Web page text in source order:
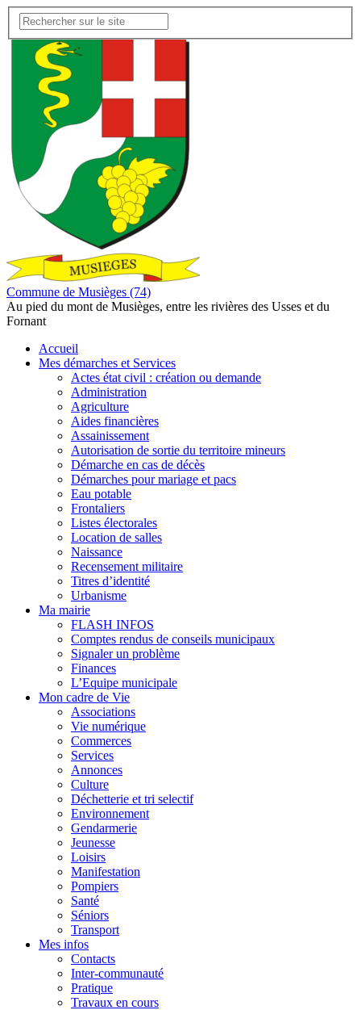
Commune de Musièges (74)
Au pied du mont de Musièges, entre les rivières des Usses et du
Fornant
Accueil
Mes démarches et Services
Actes état civil : création ou demande
Administration
Agriculture
Aides financières
Assainissement
Autorisation de sortie du territoire mineurs
Démarche en cas de décès
Démarches pour mariage et pacs
Eau potable
Frontaliers
Listes électorales
Location de salles
Naissance
Recensement militaire
Titres d’identité
Urbanisme
Ma mairie
FLASH INFOS
Comptes rendus de conseils municipaux
Signaler un problème
Finances
L’Equipe municipale
Mon cadre de Vie
Associations
Vie numérique
Commerces
Services
Annonces
Culture
Déchetterie et tri selectif
Environnement
Gendarmerie
Jeunesse
Loisirs
Manifestation
Pompiers
Santé
Séniors
Transport
Mes infos
Contacts
Inter-communauté
Pratique
Travaux en cours